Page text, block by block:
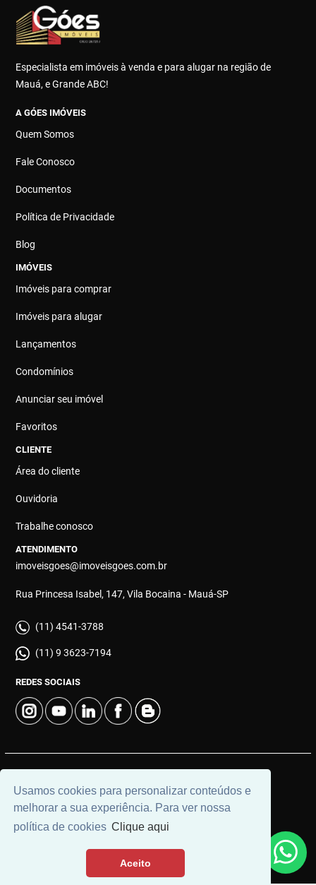
Usamos cookies para personalizar conteúdos e
melhorar a sua experiência. Para ver nossa
política de cookies Clique aqui
Aceito
Especialista em imóveis à venda e para alugar na região de
Mauá, e Grande ABC!
A GÓES IMÓVEIS
Quem Somos
Fale Conosco
Documentos
Política de Privacidade
Blog
IMÓVEIS
Imóveis para comprar
Imóveis para alugar
Lançamentos
Condomínios
Anunciar seu imóvel
Favoritos
CLIENTE
Área do cliente
Ouvidoria
Trabalhe conosco
ATENDIMENTO
imoveisgoes@imoveisgoes.com.br
Rua Princesa Isabel, 147, Vila Bocaina - Mauá-SP
(11) 4541-3788
(11) 9 3623-7194
REDES SOCIAIS
Universal Software.